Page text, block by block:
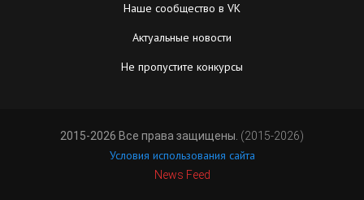
Наше сообщество в VK
Актуальные новости
Не пропустите конкурсы
2015-2026 Все права защищены. (2015-2026)
Условия использования сайта
News Feed